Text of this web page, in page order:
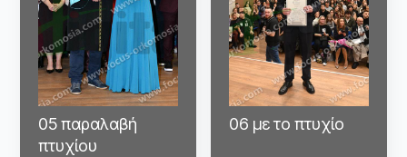
05 παραλαβή
πτυχίου
06 με το πτυχίο